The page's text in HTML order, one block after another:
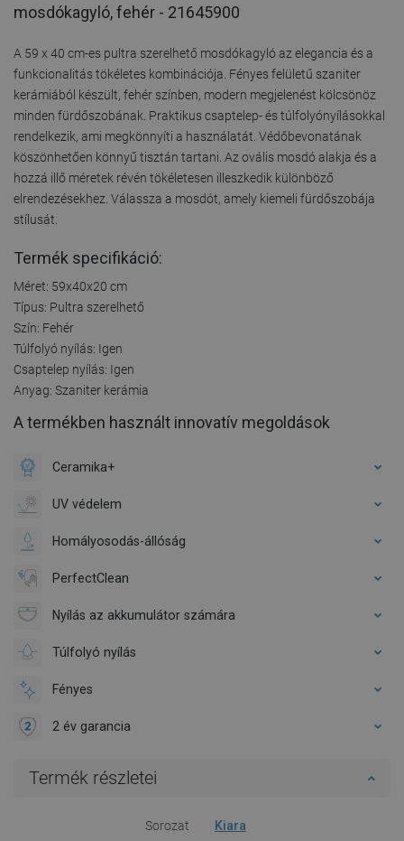
mosdókagyló, fehér - 21645900
A 59 x 40 cm-es pultra szerelhető mosdókagyló az elegancia és a
funkcionalitás tökéletes kombinációja. Fényes felületű szaniter
kerámiából készült, fehér színben, modern megjelenést kölcsönöz
minden fürdőszobának. Praktikus csaptelep- és túlfolyónyílásokkal
rendelkezik, ami megkönnyíti a használatát. Védőbevonatának
köszönhetően könnyű tisztán tartani. Az ovális mosdó alakja és a
hozzá illő méretek révén tökéletesen illeszkedik különböző
elrendezésekhez. Válassza a mosdót, amely kiemeli fürdőszobája
stílusát.
Termék specifikáció:
Méret: 59x40x20 cm
Típus: Pultra szerelhető
Szín: Fehér
Túlfolyó nyílás: Igen
Csaptelep nyílás: Igen
Anyag: Szaniter kerámia
A termékben használt innovatív megoldások
Ceramika+
UV védelem
Homályosodás-állóság
PerfectClean
Nyílás az akkumulátor számára
Túlfolyó nyílás
Fényes
2 év garancia
Termék részletei
Sorozat Kiara